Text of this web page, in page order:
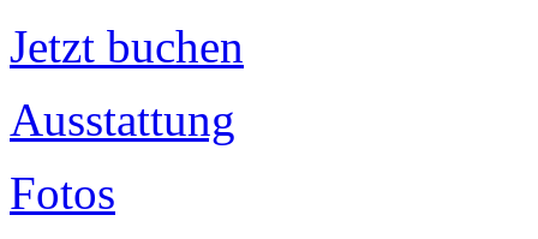
Jetzt buchen
Ausstattung
Fotos